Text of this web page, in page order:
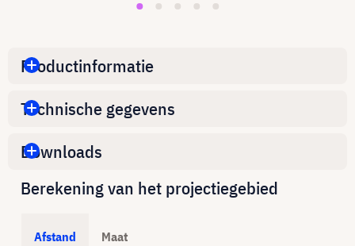
Productinformatie
Technische gegevens
Downloads
Berekening van het projectiegebied
Afstand Maat